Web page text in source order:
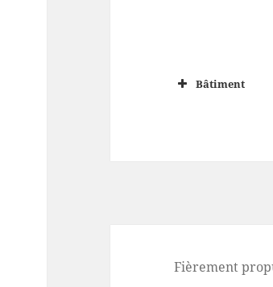
Bâtiment
Fièrement